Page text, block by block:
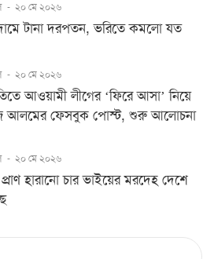
- ২০ মে ২০২৬
দামে টানা দরপতন, ভরিতে কমলো যত
- ২০ মে ২০২৬
আওয়ামী লীগের ‘ফিরে আসা’ নিয়ে
আলমের ফেসবুক পোস্ট, শুরু আলোচনা
- ২০ মে ২০২৬
হারানো চার ভাইয়ের মরদেহ দেশে